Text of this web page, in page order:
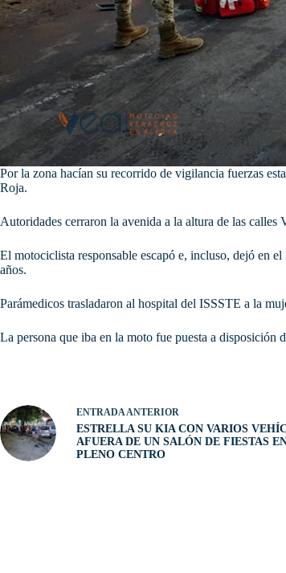
Por la zona hacían su recorrido de vigilancia fuerzas
Roja.
Autoridades cerraron la avenida a la altura de las
El motociclista responsable escapó e, incluso, dejó en
años.
Parámedicos trasladaron al hospital del ISSSTE a la
La persona que iba en la moto fue puesta a disposición
ENTRADAANTERIOR
ESTRELLA SU KIA CON VARIOS
AFUERA DE UN SALÓN DE FIESTAS
PLENO CENTRO